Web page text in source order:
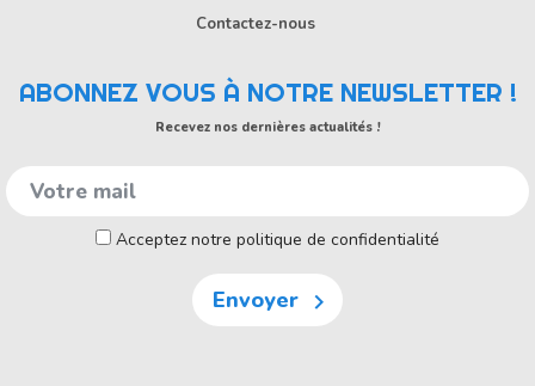
Contactez-nous
ABONNEZ VOUS À NOTRE NEWSLETTER !
Recevez nos dernières actualités !
Acceptez notre politique de confidentialité
Envoyer 